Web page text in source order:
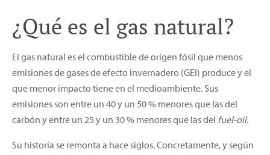
¿Qué es el gas natural?
El gas natural es el combustible de origen fósil que menos
emisiones de gases de efecto invernadero (GEI) produce y el
que menor impacto tiene en el medioambiente. Sus
emisiones son entre un 40 y un 50 % menores que las del
carbón y entre un 25 y un 30 % menores que las del fuel-oil.
Su historia se remonta a hace siglos. Concretamente, y según